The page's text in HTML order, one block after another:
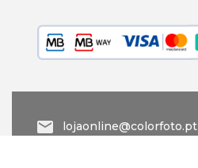
lojaonline@colorfoto.pt